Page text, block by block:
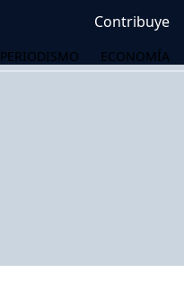
Contribuye
PERIODISMO ECONOMÍA